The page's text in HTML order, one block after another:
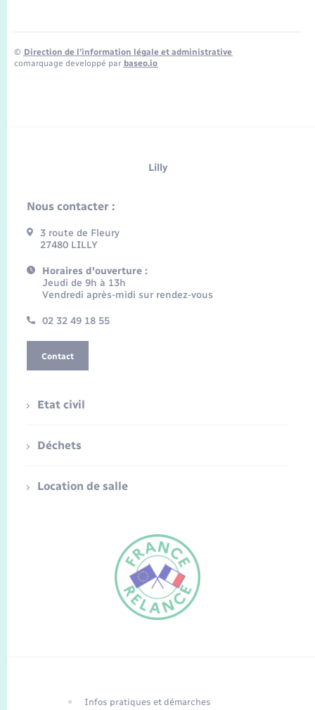
Traduction du
© Direction de l’information légale et administrative
comarquage developpé par baseo.io
Lilly
Nous contacter :
3 route de Fleury
27480 LILLY
Horaires d'ouverture :
Jeudi de 9h à 13h
Vendredi après-midi sur rendez-vous
02 32 49 18 55
Contact
Etat civil
Déchets
Location de salle
Infos pratiques et démarches